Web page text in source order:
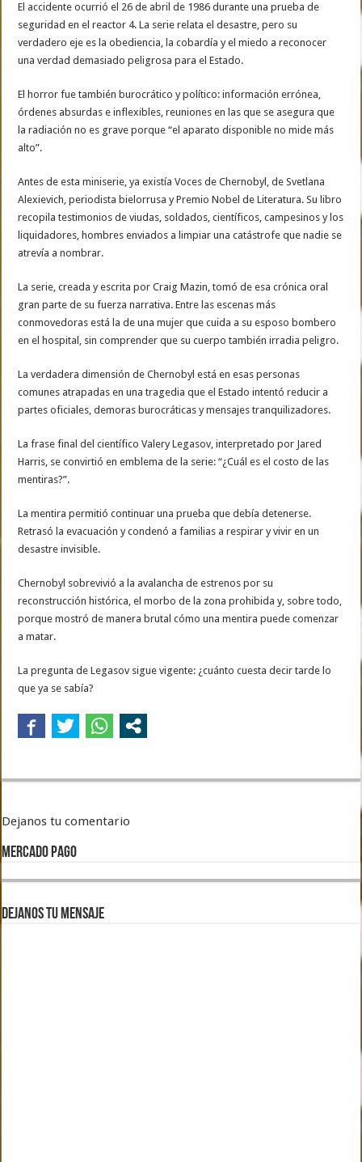
El accidente ocurrió el 26 de abril de 1986 durante una prueba de
seguridad en el reactor 4. La serie relata el desastre, pero su
verdadero eje es la obediencia, la cobardía y el miedo a reconocer
una verdad demasiado peligrosa para el Estado.
El horror fue también burocrático y político: información errónea,
órdenes absurdas e inflexibles, reuniones en las que se asegura que
la radiación no es grave porque “el aparato disponible no mide más
alto”.
Antes de esta miniserie, ya existía Voces de Chernobyl, de Svetlana
Alexievich, periodista bielorrusa y Premio Nobel de Literatura. Su libro
recopila testimonios de viudas, soldados, científicos, campesinos y los
liquidadores, hombres enviados a limpiar una catástrofe que nadie se
atrevía a nombrar.
La serie, creada y escrita por Craig Mazin, tomó de esa crónica oral
gran parte de su fuerza narrativa. Entre las escenas más
conmovedoras está la de una mujer que cuida a su esposo bombero
en el hospital, sin comprender que su cuerpo también irradia peligro.
La verdadera dimensión de Chernobyl está en esas personas
comunes atrapadas en una tragedia que el Estado intentó reducir a
partes oficiales, demoras burocráticas y mensajes tranquilizadores.
La frase final del científico Valery Legasov, interpretado por Jared
Harris, se convirtió en emblema de la serie: “¿Cuál es el costo de las
mentiras?”.
La mentira permitió continuar una prueba que debía detenerse.
Retrasó la evacuación y condenó a familias a respirar y vivir en un
desastre invisible.
Chernobyl sobrevivió a la avalancha de estrenos por su
reconstrucción histórica, el morbo de la zona prohibida y, sobre todo,
porque mostró de manera brutal cómo una mentira puede comenzar
a matar.
La pregunta de Legasov sigue vigente: ¿cuánto cuesta decir tarde lo
que ya se sabía?
Dejanos tu comentario
MERCADO PAGO
DEJANOS TU MENSAJE